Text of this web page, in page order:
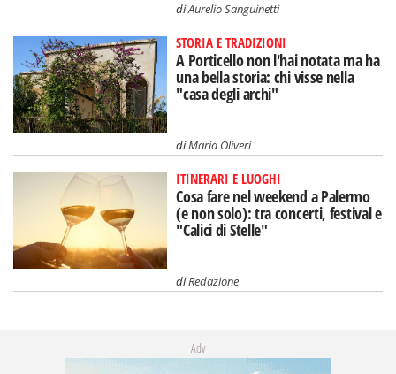
diAurelio Sanguinetti
STORIA E TRADIZIONI
A Porticello non l'hai notata ma ha
una bella storia: chi visse nella
"casa degli archi"
diMaria Oliveri
ITINERARI E LUOGHI
Cosa fare nel weekend a Palermo
(e non solo): tra concerti, festival e
"Calici di Stelle"
diRedazione
Adv